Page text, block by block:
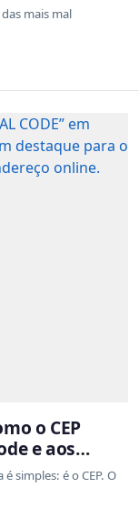
mais mal
o CEP
e aos
simples: é o CEP. O